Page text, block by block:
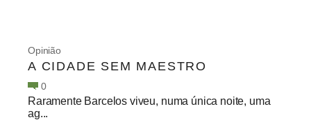
Opinião
A CIDADE SEM MAESTRO
0
Raramente Barcelos viveu, numa única noite, uma
ag...